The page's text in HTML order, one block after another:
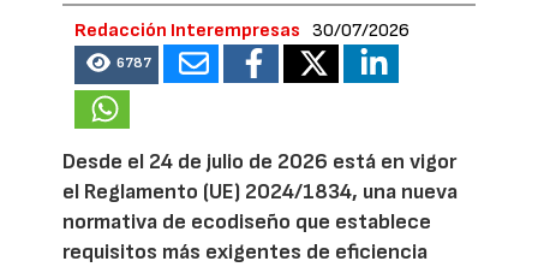
Redacción Interempresas 30/07/2026
6787
Desde el 24 de julio de 2026 está en vigor
el Reglamento (UE) 2024/1834, una nueva
normativa de ecodiseño que establece
requisitos más exigentes de eficiencia